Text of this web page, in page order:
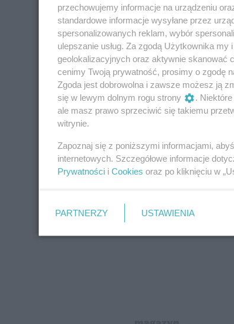
przechowujemy informacje na urządzeniu
standardowe informacje wysyłane przez
spersonalizowanych reklam, wybór
ulepszanie usług. Za zgodą Użytkownika
geolokalizacyjnych oraz aktywnie skanować
cenimy Twoją prywatność, prosimy o zgodę
Zgoda jest dobrowolna i zawsze możesz ją
się w lewym dolnym rogu strony
.
ale masz prawo sprzeciwić się takiemu
witrynie.
Zapoznaj się z poniższymi informacjami,
internetowych. Szczegółowe informacje
Prywatności i Cookies oraz po kliknięciu w
PARTNERZY USTAWIENIA